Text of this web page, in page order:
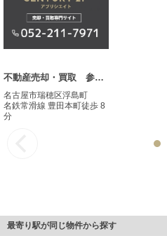
不動産売却・買取 参考事例
名古屋市瑞穂区浮島町
名鉄常滑線 豊田本町徒歩 8
分
最寄り駅が同じ物件から探す